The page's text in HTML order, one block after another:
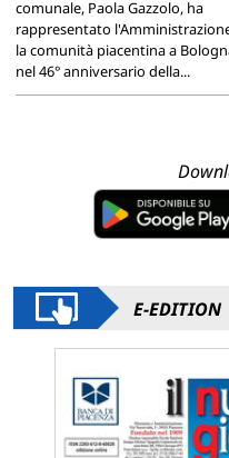
comunale, Paola Gazzolo, ha
rappresentato
la comunità piacentina a
nel 46° anniversario della...
E-EDITION